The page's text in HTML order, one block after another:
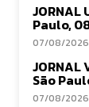
JORNAL
Paulo,
07/08/2026
JORNAL
São
07/08/2026